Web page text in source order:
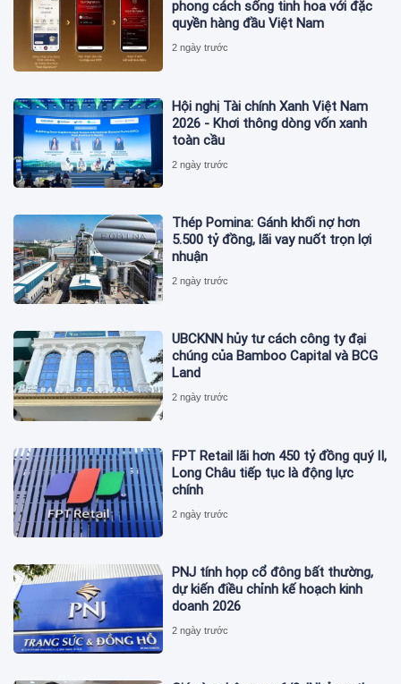
phong cách sống tinh hoa với đặc
quyền hàng đầu Việt Nam
2 ngày trước
Hội nghị Tài chính Xanh Việt Nam
2026 - Khơi thông dòng vốn xanh
toàn cầu
2 ngày trước
Thép Pomina: Gánh khối nợ hơn
5.500 tỷ đồng, lãi vay nuốt trọn lợi
nhuận
2 ngày trước
UBCKNN hủy tư cách công ty đại
chúng của Bamboo Capital và BCG
Land
2 ngày trước
FPT Retail lãi hơn 450 tỷ đồng quý II,
Long Châu tiếp tục là động lực
chính
2 ngày trước
PNJ tính họp cổ đông bất thường,
dự kiến điều chỉnh kế hoạch kinh
doanh 2026
2 ngày trước